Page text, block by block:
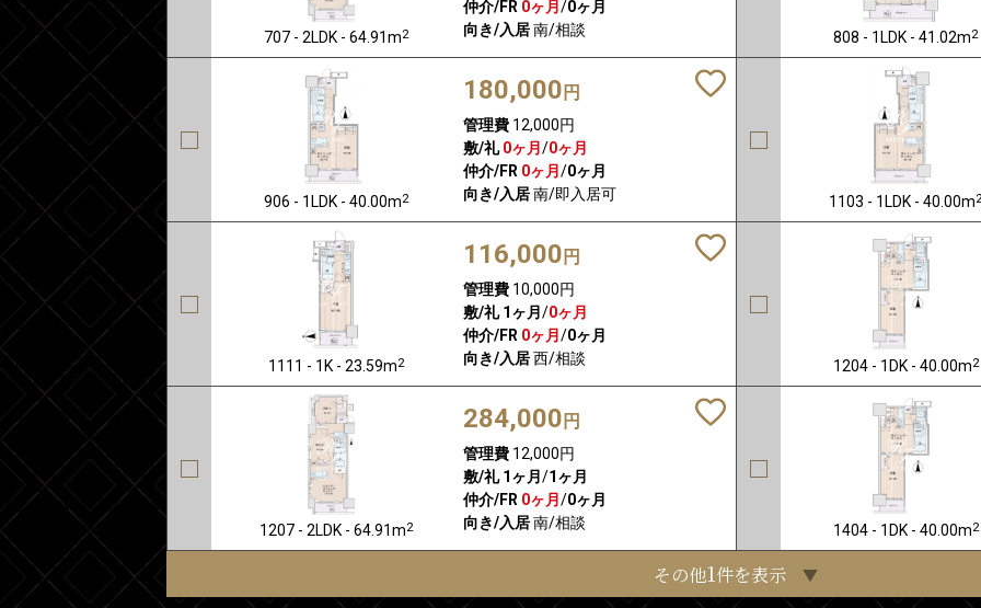
707 - 2LDK - 64.91m2
仲介/FR 0ヶ月 /0ヶ月
向き/入居南/相談 808 - 1LDK - 41.02m2
906 - 1LDK - 40.00m2
180,000 円
管理費12,000円
敷/礼 0ヶ月 /0ヶ月
仲介/FR 0ヶ月 /0ヶ月
向き/入居南/即入居可 1103 - 1LDK - 40.00m
1111 - 1K - 23.59m2
116,000 円
管理費10,000円
敷/礼 1ヶ月 /0ヶ月
仲介/FR 0ヶ月 /0ヶ月
向き/入居西/相談 1204 - 1DK - 40.00m2
1207 - 2LDK - 64.91m2
284,000 円
管理費12,000円
敷/礼 1ヶ月 /1ヶ月
仲介/FR 0ヶ月 /0ヶ月
向き/入居南/相談 1404 - 1DK - 40.00m2
その他1件を表示